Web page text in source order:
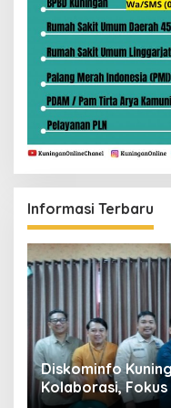
Informasi Terbaru
Diskominfo
Kolaborasi,